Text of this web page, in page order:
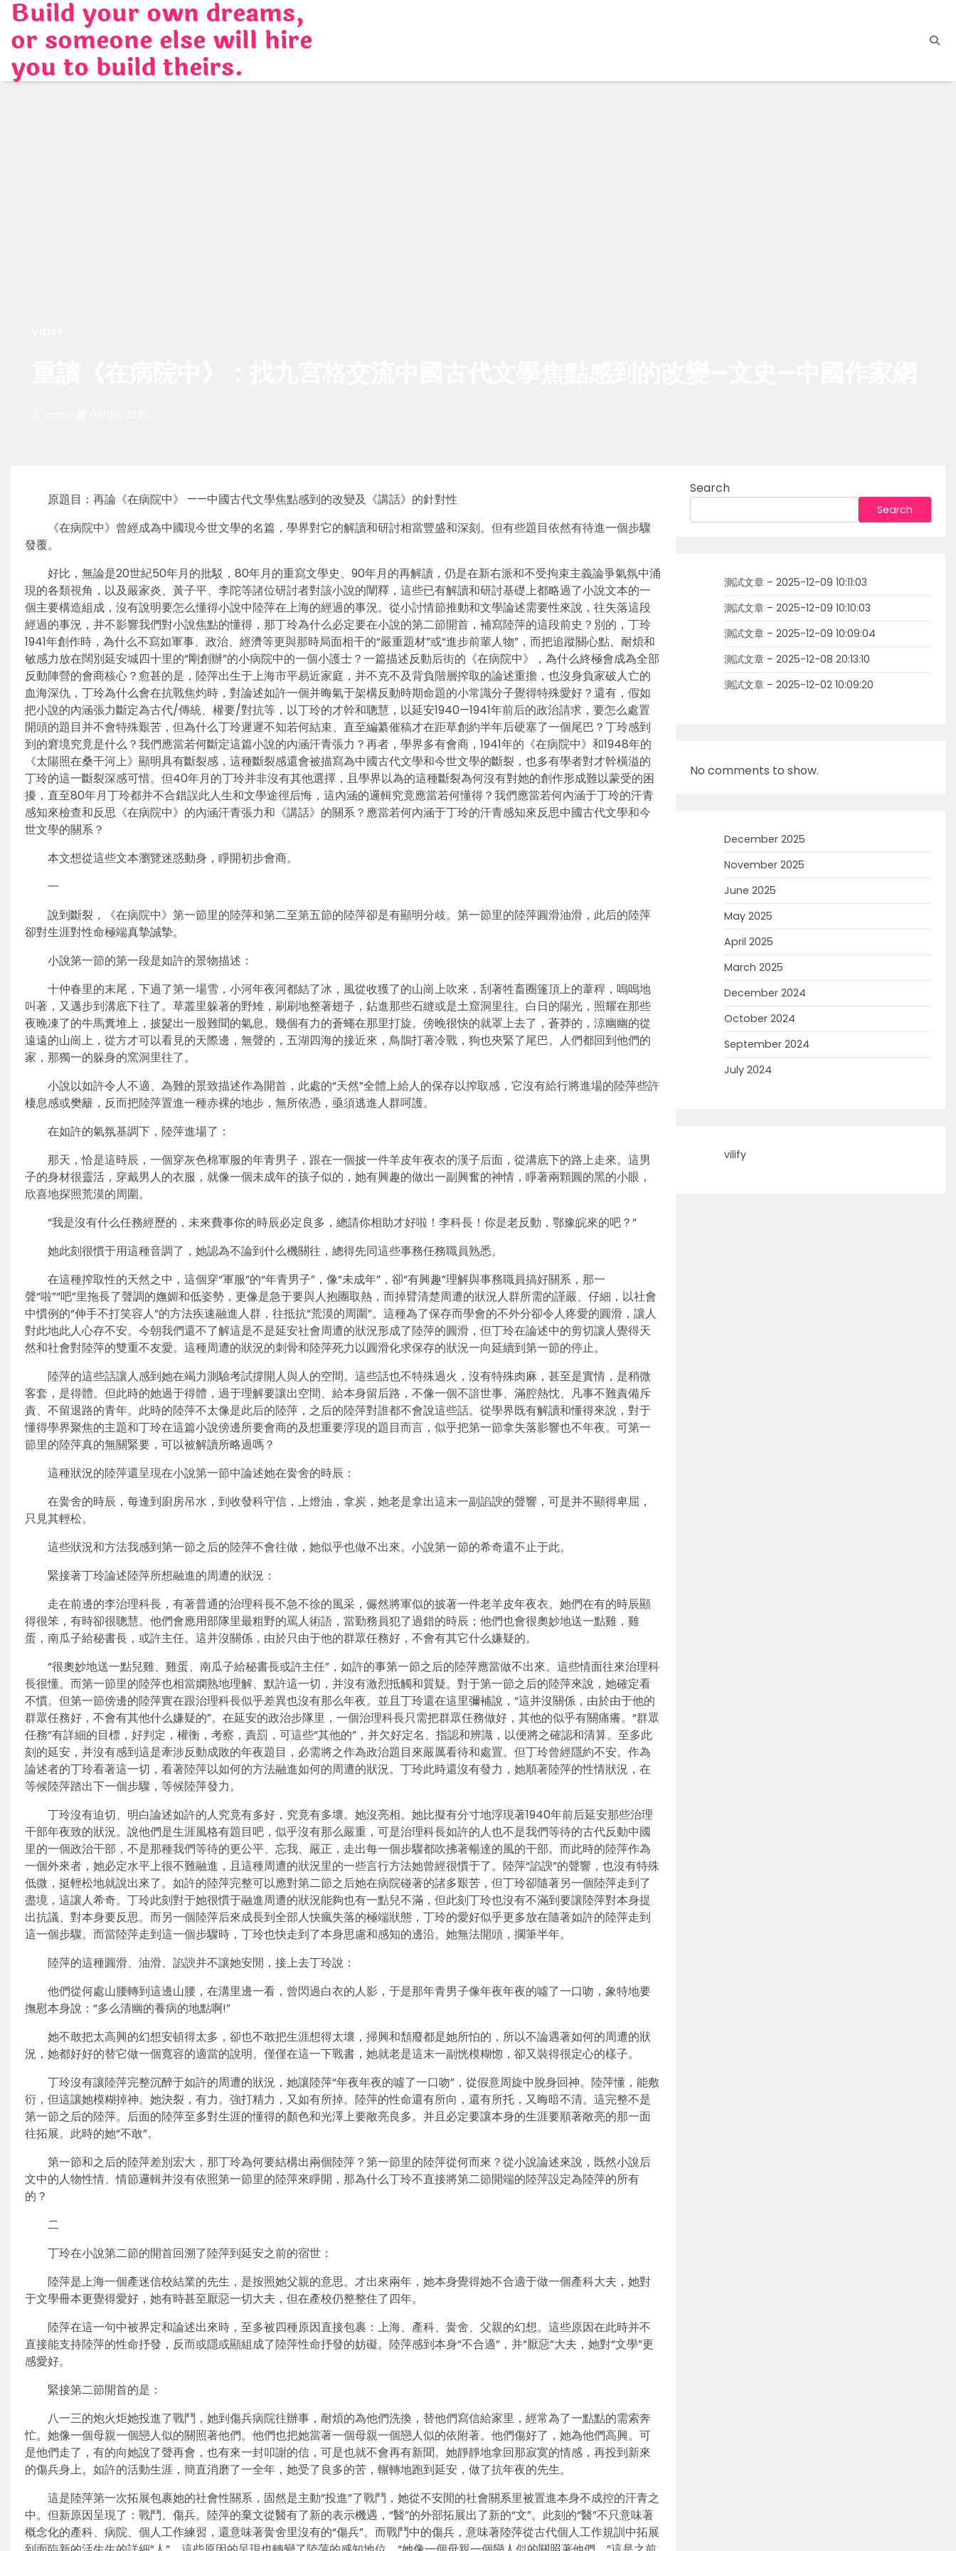
Skip
content
Build your own dreams,
or someone else will hire
you to build theirs.
原題目：再論《在病院中》 ——中國古代文學焦點感到的改變及《講話》的針對性
《在病院中》曾經成為中國現今世文學的名篇，學界對它的解讀和研討相當豐盛和深刻。但有些題目依然有待進一個步驟
發覆。
好比，無論是20世紀50年月的批駁，80年月的重寫文學史、90年月的再解讀，仍是在新右派和不受拘束主義論爭氣氛中涌
現的各類視角，以及嚴家炎、黃子平、李陀等諸位研討者對該小說的闡釋，這些已有解讀和研討基礎上都略過了小說文本的一
個主要構造組成，沒有說明要怎么懂得小說中陸萍在上海的經過的事況。從小討情節推動和文學論述需要性來說，往失落這段
經過的事況，并不影響我們對小說焦點的懂得，那丁玲為什么必定要在小說的第二節開首，補寫陸萍的這段前史？別的，丁玲
1941年創作時，為什么不寫如軍事、政治、經濟等更與那時局面相干的“嚴重題材”或“進步前輩人物”，而把追蹤關心點、耐煩和
敏感力放在闊別延安城四十里的“剛創辦”的小病院中的一個小護士？一篇描述反動后街的《在病院中》，為什么終極會成為全部
反動陣營的會商核心？愈甚的是，陸萍出生于上海市平易近家庭，并不克不及背負階層搾取的論述重擔，也沒身負家破人亡的
血海深仇，丁玲為什么會在抗戰焦灼時，對論述如許一個并晦氣于架構反動時期命題的小常識分子覺得特殊愛好？還有，假如
把小說的內涵張力斷定為古代/傳統、權要/對抗等，以丁玲的才幹和聰慧，以延安1940—1941年前后的政治請求，要怎么處置
開頭的題目并不會特殊艱苦，但為什么丁玲遲遲不知若何結束、直至編纂催稿才在距草創約半年后硬塞了一個尾巴？丁玲感到
到的窘境究竟是什么？我們應當若何斷定這篇小說的內涵汗青張力？再者，學界多有會商，1941年的《在病院中》和1948年的
《太陽照在桑干河上》顯明具有斷裂感，這種斷裂感還會被描寫為中國古代文學和今世文學的斷裂，也多有學者對才幹橫溢的
丁玲的這一斷裂深感可惜。但40年月的丁玲并非沒有其他選擇，且學界以為的這種斷裂為何沒有對她的創作形成難以蒙受的困
擾，直至80年月丁玲都并不合錯誤此人生和文學途徑后悔，這內涵的邏輯究竟應當若何懂得？我們應當若何內涵于丁玲的汗青
感知來檢查和反思《在病院中》的內涵汗青張力和《講話》的關系？應當若何內涵于丁玲的汗青感知來反思中國古代文學和今
世文學的關系？
本文想從這些文本瀏覽迷惑動身，睜開初步會商。
一
說到斷裂，《在病院中》第一節里的陸萍和第二至第五節的陸萍卻是有顯明分歧。第一節里的陸萍圓滑油滑，此后的陸萍
卻對生涯對性命極端真摯誠摯。
小說第一節的第一段是如許的景物描述：
十仲春里的末尾，下過了第一場雪，小河年夜河都結了冰，風從收獲了的山崗上吹來，刮著牲畜圈篷頂上的葦稈，嗚嗚地
叫著，又邁步到溝底下往了。草叢里躲著的野雉，刷刷地整著翅子，鉆進那些石縫或是土窟洞里往。白日的陽光，照耀在那些
夜晚凍了的牛馬糞堆上，披髮出一股難聞的氣息。幾個有力的蒼蠅在那里打旋。傍晚很快的就罩上去了，蒼莽的，涼幽幽的從
遠遠的山崗上，從方才可以看見的天際邊，無聲的，五湖四海的接近來，鳥鵲打著冷戰，狗也夾緊了尾巴。人們都回到他們的
家，那獨一的躲身的窯洞里往了。
小說以如許令人不適、為難的景致描述作為開首，此處的“天然”全體上給人的保存以搾取感，它沒有給行將進場的陸萍些許
棲息感或樊籬，反而把陸萍置進一種赤裸的地步，無所依憑，亟須逃進人群呵護。
在如許的氣氛基調下，陸萍進場了：
那天，恰是這時辰，一個穿灰色棉軍服的年青男子，跟在一個披一件羊皮年夜衣的漢子后面，從溝底下的路上走來。這男
子的身材很靈活，穿戴男人的衣服，就像一個未成年的孩子似的，她有興趣的做出一副興奮的神情，睜著兩顆圓的黑的小眼，
欣喜地探照荒漠的周圍。
“我是沒有什么任務經歷的，未來費事你的時辰必定良多，總請你相助才好啦！李科長！你是老反動，鄂豫皖來的吧？”
她此刻很慣于用這種音調了，她認為不論到什么機關往，總得先同這些事務任務職員熟悉。
在這種搾取性的天然之中，這個穿“軍服”的“年青男子”，像“未成年”，卻“有興趣”理解與事務職員搞好關系，那一
聲“啦”“吧”里拖長了聲調的嫵媚和低姿勢，更像是急于要與人抱團取熱，而掉臂清楚周遭的狀況人群所需的謹嚴、仔細，以社會
中慣例的“伸手不打笑容人”的方法疾速融進人群，往抵抗“荒漠的周圍”。這種為了保存而學會的不外分卻令人疼愛的圓滑，讓人
對此地此人心存不安。今朝我們還不了解這是不是延安社會周遭的狀況形成了陸萍的圓滑，但丁玲在論述中的剪切讓人覺得天
然和社會對陸萍的雙重不友愛。這種周遭的狀況的刺骨和陸萍死力以圓滑化求保存的狀況一向延續到第一節的停止。
陸萍的這些話讓人感到她在竭力測驗考試撐開人與人的空間。這些話也不特殊過火，沒有特殊肉麻，甚至是實情，是稍微
客套，是得體。但此時的她過于得體，過于理解要讓出空間、給本身留后路，不像一個不諳世事、滿腔熱忱、凡事不難責備斥
責、不留退路的青年。此時的陸萍不太像是此后的陸萍，之后的陸萍對誰都不會說這些話。從學界既有解讀和懂得來說，對于
懂得學界聚焦的主題和丁玲在這篇小說傍邊所要會商的及想重要浮現的題目而言，似乎把第一節拿失落影響也不年夜。可第一
節里的陸萍真的無關緊要，可以被解讀所略過嗎？
這種狀況的陸萍還呈現在小說第一節中論述她在黌舍的時辰：
在黌舍的時辰，每逢到廚房吊水，到收發科守信，上燈油，拿炭，她老是拿出這末一副諂諛的聲響，可是并不顯得卑屈，
只見其輕松。
這些狀況和方法我感到第一節之后的陸萍不會往做，她似乎也做不出來。小說第一節的希奇還不止于此。
緊接著丁玲論述陸萍所想融進的周遭的狀況：
走在前邊的李治理科長，有著普通的治理科長不急不徐的風采，儼然將軍似的披著一件老羊皮年夜衣。她們在有的時辰顯
得很笨，有時卻很聰慧。他們會應用部隊里最粗野的罵人術語，當勤務員犯了過錯的時辰；他們也會很奧妙地送一點雞，雞
蛋，南瓜子給秘書長，或許主任。這并沒關係，由於只由于他的群眾任務好，不會有其它什么嫌疑的。
“很奧妙地送一點兒雞、雞蛋、南瓜子給秘書長或許主任”，如許的事第一節之后的陸萍應當做不出來。這些情面往來治理科
長很懂。而第一節里的陸萍也相當嫻熟地理解、默許這一切，并沒有激烈抵觸和質疑。對于第一節之后的陸萍來說，她確定看
不慣。但第一節傍邊的陸萍實在跟治理科長似乎差異也沒有那么年夜。並且丁玲還在這里彌補說，“這并沒關係，由於由于他的
群眾任務好，不會有其他什么嫌疑的”。在延安的政治步隊里，一個治理科長只需把群眾任務做好，其他的似乎有關痛癢。“群眾
任務”有詳細的目標，好判定，權衡，考察，責罰，可這些“其他的”，并欠好定名、指認和辨識，以便將之確認和清算。至多此
刻的延安，并沒有感到這是牽涉反動成敗的年夜題目，必需將之作為政治題目來嚴厲看待和處置。但丁玲曾經隱約不安。作為
論述者的丁玲看著這一切，看著陸萍以如何的方法融進如何的周遭的狀況。丁玲此時還沒有發力，她順著陸萍的性情狀況，在
等候陸萍踏出下一個步驟，等候陸萍發力。
丁玲沒有迫切、明白論述如許的人究竟有多好，究竟有多壞。她沒亮相。她比擬有分寸地浮現著1940年前后延安那些治理
干部年夜致的狀況。說他們是生涯風格有題目吧，似乎沒有那么嚴重，可是治理科長如許的人也不是我們等待的古代反動中國
里的一個政治干部，不是那種我們等待的更公平、忘我、嚴正，走出每一個步驟都吹拂著暢達的風的干部。而此時的陸萍作為
一個外來者，她必定水平上很不難融進，且這種周遭的狀況里的一些言行方法她曾經很慣于了。陸萍“諂諛”的聲響，也沒有特殊
低微，挺輕松地就說出來了。如許的陸萍完整可以應對第二節之后她在病院碰著的諸多艱苦，但丁玲卻隨著另一個陸萍走到了
盡境，這讓人希奇。丁玲此刻對于她很慣于融進周遭的狀況能夠也有一點兒不滿，但此刻丁玲也沒有不滿到要讓陸萍對本身提
出抗議、對本身要反思。而另一個陸萍后來成長到全部人快瘋失落的極端狀態，丁玲的愛好似乎更多放在隨著如許的陸萍走到
這一個步驟。而當陸萍走到這一個步驟時，丁玲也快走到了本身思慮和感知的邊沿。她無法開頭，擱筆半年。
陸萍的這種圓滑、油滑、諂諛并不讓她安閒，接上去丁玲說：
他們從何處山腰轉到這邊山腰，在溝里邊一看，曾閃過白衣的人影，于是那年青男子像年夜年夜的噓了一口吻，象特地要
撫慰本身說：“多么清幽的養病的地點啊!”
她不敢把太高興的幻想安頓得太多，卻也不敢把生涯想得太壞，掃興和頹廢都是她所怕的，所以不論遇著如何的周遭的狀
況，她都好好的替它做一個寬容的適當的說明。僅僅在這一下戰書，她就老是這末一副恍模糊惚，卻又裝得很定心的樣子。
丁玲沒有讓陸萍完整沉醉于如許的周遭的狀況，她讓陸萍“年夜年夜的噓了一口吻”，從假意周旋中脫身回神。陸萍懂，能敷
衍，但這讓她模糊掉神。她決裂，有力。強打精力，又如有所掉。陸萍的性命還有所向，還有所托，又晦暗不清。這完整不是
第一節之后的陸萍。后面的陸萍至多對生涯的懂得的顏色和光澤上要敞亮良多。并且必定要讓本身的生涯要順著敞亮的那一面
往拓展。此時的她“不敢”。
第一節和之后的陸萍差別宏大，那丁玲為何要結構出兩個陸萍？第一節里的陸萍從何而來？從小說論述來說，既然小說后
文中的人物性情、情節邏輯并沒有依照第一節里的陸萍來睜開，那為什么丁玲不直接將第二節開端的陸萍設定為陸萍的所有
的？
二
丁玲在小說第二節的開首回溯了陸萍到延安之前的宿世：
陸萍是上海一個產迷信校結業的先生，是按照她父親的意思。才出來兩年，她本身覺得她不合適于做一個產科大夫，她對
于文學冊本更覺得愛好，她有時甚至厭惡一切大夫，但在產校仍整整住了四年。
陸萍在這一句中被界定和論述出來時，至多被四種原因直接包裹：上海、產科、黌舍、父親的幻想。這些原因在此時并不
直接能支持陸萍的性命抒發，反而或隱或顯組成了陸萍性命抒發的妨礙。陸萍感到本身“不合適”，并“厭惡”大夫，她對“文學”更
感愛好。
緊接第二節開首的是：
八一三的炮火炬她投進了戰鬥，她到傷兵病院往辦事，耐煩的為他們洗換，替他們寫信給家里，經常為了一點點的需索奔
忙。她像一個母親一個戀人似的關照著他們。他們也把她當著一個母親一個戀人似的依附著。他們傷好了，她為他們高興。可
是他們走了，有的向她說了聲再會，也有來一封叩謝的信，可是也就不會再有新聞。她靜靜地拿回那寂寞的情感，再投到新來
的傷兵身上。如許的活動生涯，簡直消磨了一全年，她受了良多的苦，輾轉地跑到延安，做了抗年夜的先生。
這是陸萍第一次拓展包裹她的社會性關系，固然是主動“投進”了戰鬥，她從不安閒的社會關系里被置進本身不成控的汗青之
中。但新原因呈現了：戰鬥、傷兵。陸萍的棄文從醫有了新的表示機遇，“醫”的外部拓展出了新的“文”。此刻的“醫”不只意味著
概念化的產科、病院、個人工作練習，還意味著黌舍里沒有的“傷兵”。而戰鬥中的傷兵，意味著陸萍從古代個人工作規訓中拓展
Search
Search
測試文章 – 2025-12-09 10:11:03
測試文章 – 2025-12-09 10:10:03
測試文章 – 2025-12-09 10:09:04
測試文章 – 2025-12-08 20:13:10
測試文章 – 2025-12-02 10:09:20
No comments to show.
December 2025
November 2025
June 2025
May 2025
April 2025
March 2025
December 2024
October 2024
September 2024
July 2024
vilify